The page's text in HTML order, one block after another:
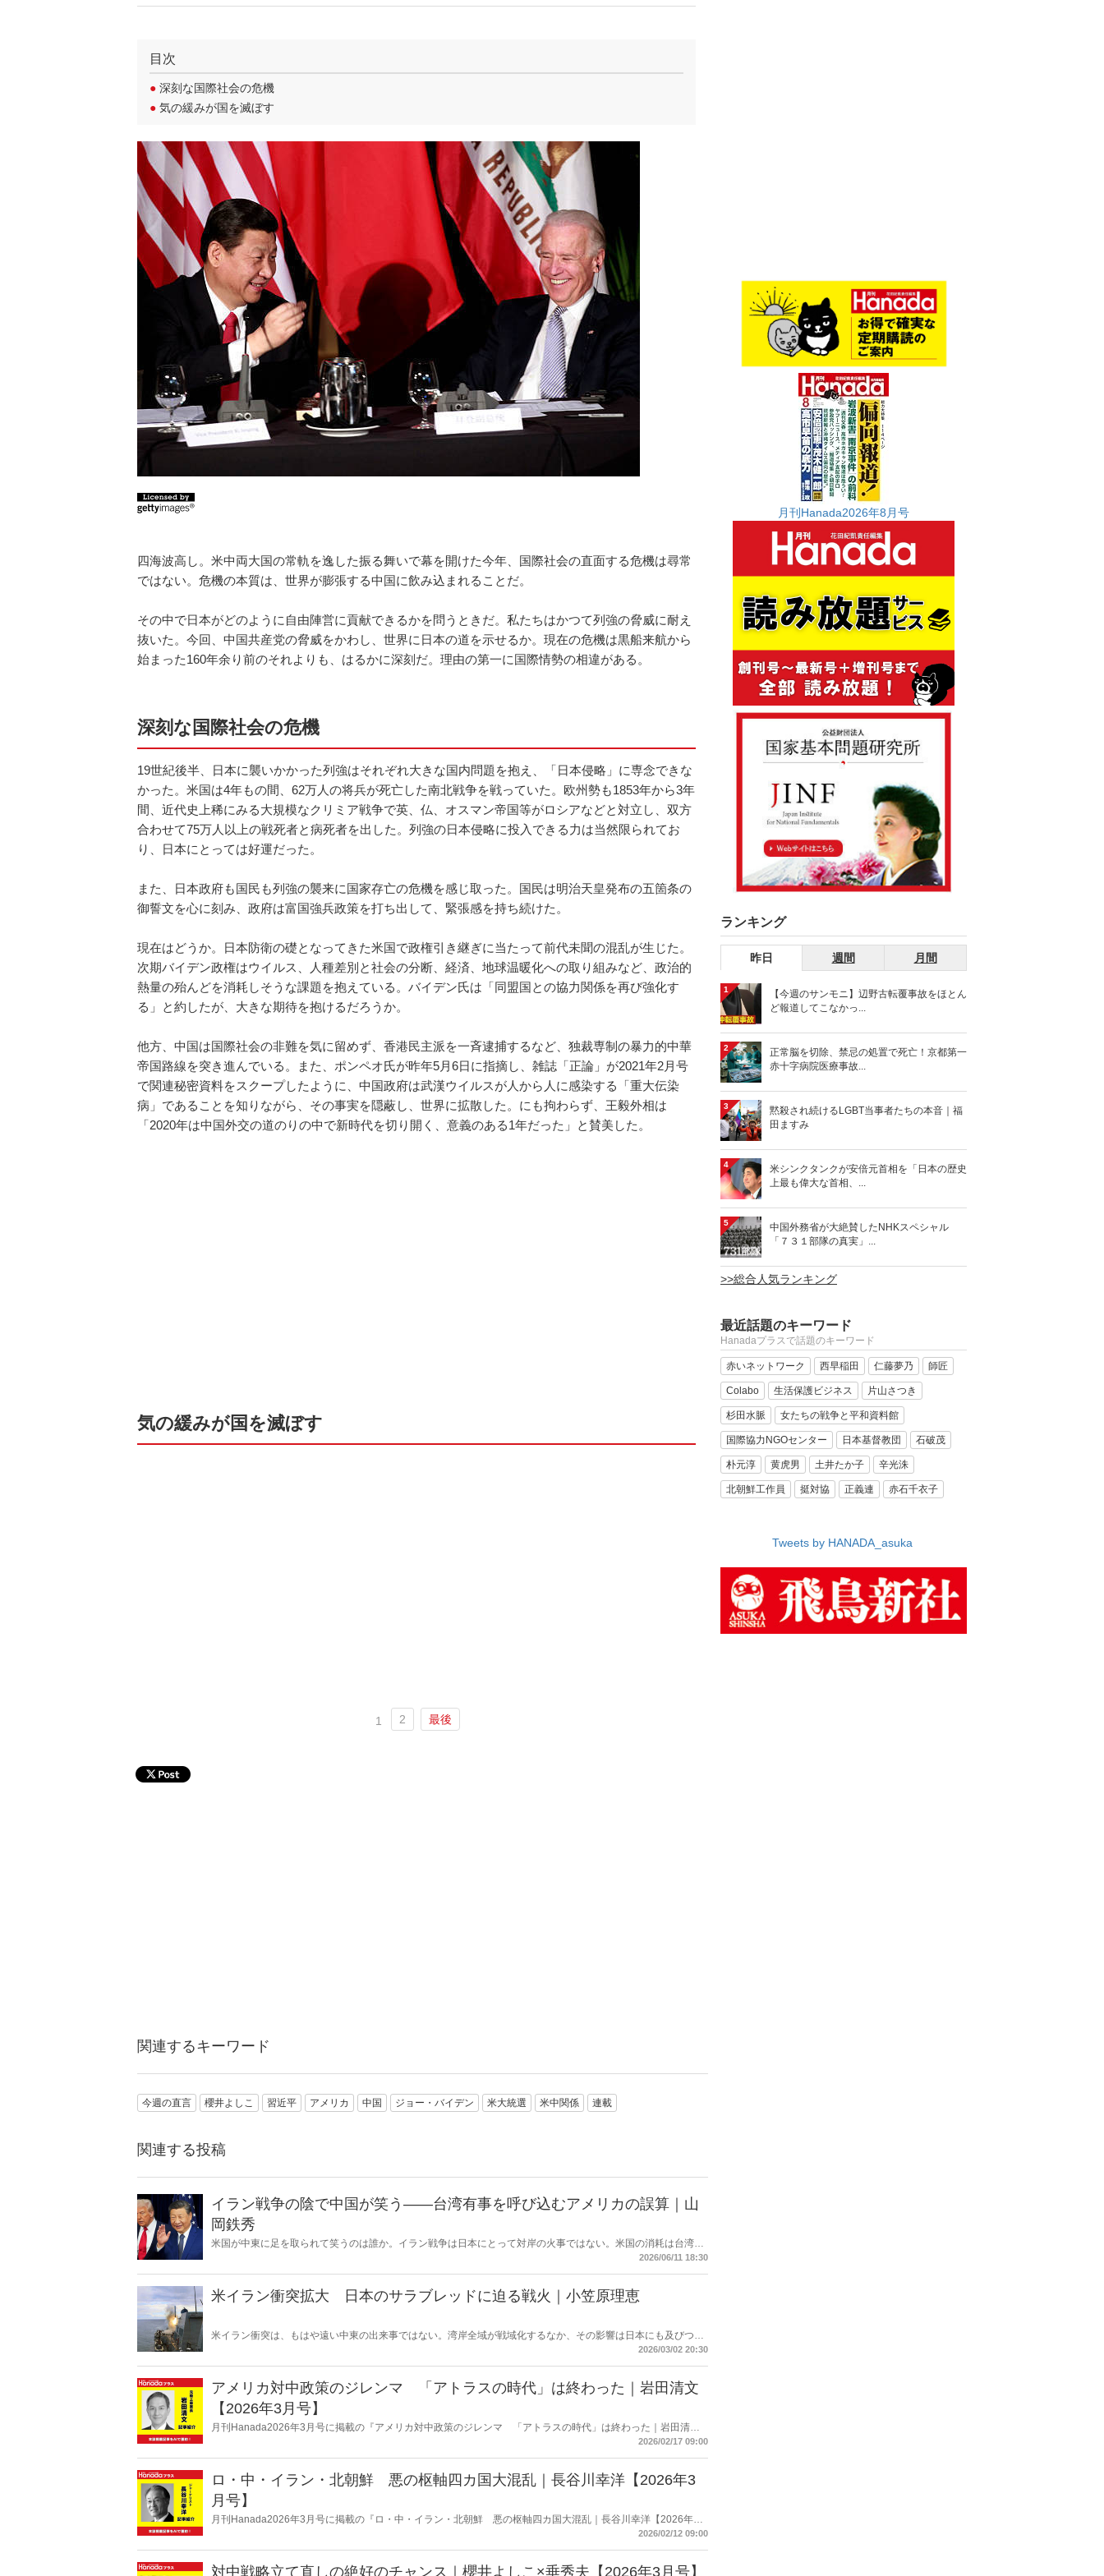
目次
● 深刻な国際社会の危機
● 気の緩みが国を滅ぼす
四海波高し。米中両大国の常軌を逸した振る舞いで幕を開けた今年、国際社会の直面する危機は尋常
ではない。危機の本質は、世界が膨張する中国に飲み込まれることだ。
その中で日本がどのように自由陣営に貢献できるかを問うときだ。私たちはかつて列強の脅威に耐え
抜いた。今回、中国共産党の脅威をかわし、世界に日本の道を示せるか。現在の危機は黒船来航から
始まった160年余り前のそれよりも、はるかに深刻だ。理由の第一に国際情勢の相違がある。
深刻な国際社会の危機
19世紀後半、日本に襲いかかった列強はそれぞれ大きな国内問題を抱え、「日本侵略」に専念できな
かった。米国は4年もの間、62万人の将兵が死亡した南北戦争を戦っていた。欧州勢も1853年から3年
間、近代史上稀にみる大規模なクリミア戦争で英、仏、オスマン帝国等がロシアなどと対立し、双方
合わせて75万人以上の戦死者と病死者を出した。列強の日本侵略に投入できる力は当然限られてお
り、日本にとっては好運だった。
また、日本政府も国民も列強の襲来に国家存亡の危機を感じ取った。国民は明治天皇発布の五箇条の
御誓文を心に刻み、政府は富国強兵政策を打ち出して、緊張感を持ち続けた。
現在はどうか。日本防衛の礎となってきた米国で政権引き継ぎに当たって前代未聞の混乱が生じた。
次期バイデン政権はウイルス、人種差別と社会の分断、経済、地球温暖化への取り組みなど、政治的
熱量の殆んどを消耗しそうな課題を抱えている。バイデン氏は「同盟国との協力関係を再び強化す
る」と約したが、大きな期待を抱けるだろうか。
他方、中国は国際社会の非難を気に留めず、香港民主派を一斉逮捕するなど、独裁専制の暴力的中華
帝国路線を突き進んでいる。また、ポンペオ氏が昨年5月6日に指摘し、雑誌「正論」が2021年2月号
で関連秘密資料をスクープしたように、中国政府は武漢ウイルスが人から人に感染する「重大伝染
病」であることを知りながら、その事実を隠蔽し、世界に拡散した。にも拘わらず、王毅外相は
「2020年は中国外交の道のりの中で新時代を切り開く、意義のある1年だった」と賛美した。
気の緩みが国を滅ぼす
1 2 最後
関連するキーワード
今週の直言 櫻井よしこ 習近平 アメリカ 中国 ジョー・バイデン 米大統選 米中関係 連載
関連する投稿
イラン戦争の陰で中国が笑う――台湾有事を呼び込むアメリカの誤算｜山
岡鉄秀
米国が中東に足を取られて笑うのは誰か。イラン戦争は日本にとって対岸の火事ではない。米国の消耗は台湾有
2026/06/11 18:30
米イラン衝突拡大 日本のサラブレッドに迫る戦火｜小笠原理恵
米イラン衝突は、もはや遠い中東の出来事ではない。湾岸全域が戦域化するなか、その影響は日本にも及びつつ
ある。石油備蓄やエネルギー価格の高騰については多く報じられているが、見落とされがちな問題がある。邦人
2026/03/02 20:30
アメリカ対中政策のジレンマ 「アトラスの時代」は終わった｜岩田清文
【2026年3月号】
月刊Hanada2026年3月号に掲載の『アメリカ対中政策のジレンマ 「アトラスの時代」は終わった｜岩田清文
2026/02/17 09:00
ロ・中・イラン・北朝鮮 悪の枢軸四カ国大混乱｜長谷川幸洋【2026年3
月号】
月刊Hanada2026年3月号に掲載の『ロ・中・イラン・北朝鮮 悪の枢軸四カ国大混乱｜長谷川幸洋【2026年3
2026/02/12 09:00
対中戦略立て直しの絶好のチャンス｜櫻井よしこ×垂秀夫【2026年3月号】
月刊Hanada2026年8月号
ランキング
昨日 週間 月間
1
【今週のサンモニ】辺野古転覆事故をほとん
ど報道してこなかっ...
2
正常脳を切除、禁忌の処置で死亡！京都第一
赤十字病院医療事故...
3
黙殺され続けるLGBT当事者たちの本音｜福
田ますみ
4
米シンクタンクが安倍元首相を「日本の歴史
上最も偉大な首相、...
5
中国外務省が大絶賛したNHKスペシャル
「７３１部隊の真実」...
>>総合人気ランキング
最近話題のキーワード
Hanadaプラスで話題のキーワード
赤いネットワーク 西早稲田 仁藤夢乃 師匠
Colabo 生活保護ビジネス 片山さつき
杉田水脈 女たちの戦争と平和資料館
国際協力NGOセンター 日本基督教団 石破茂
朴元淳 黄虎男 土井たか子 辛光洙
北朝鮮工作員 挺対協 正義連 赤石千衣子
Tweets by HANADA_asuka